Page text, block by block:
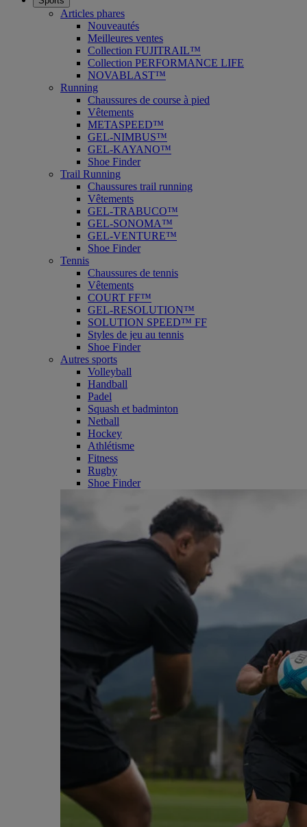
Articles phares
Nouveautés
Meilleures ventes
Collection FUJITRAIL™
Collection PERFORMANCE LIFE
NOVABLAST™
Running
Chaussures de course à pied
Vêtements
METASPEED™
GEL-NIMBUS™
GEL-KAYANO™
Shoe Finder
Trail Running
Chaussures trail running
Vêtements
GEL-TRABUCO™
GEL-SONOMA™
GEL-VENTURE™
Shoe Finder
Tennis
Chaussures de tennis
Vêtements
COURT FF™
GEL-RESOLUTION™
SOLUTION SPEED™ FF
Styles de jeu au tennis
Shoe Finder
Autres sports
Volleyball
Handball
Padel
Squash et badminton
Netball
Hockey
Athlétisme
Fitness
Rugby
Shoe Finder